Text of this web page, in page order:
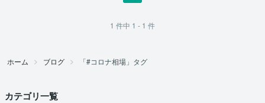
1 件中 1 - 1 件
ホーム ブログ 「#コロナ相場」タグ
カテゴリ一覧